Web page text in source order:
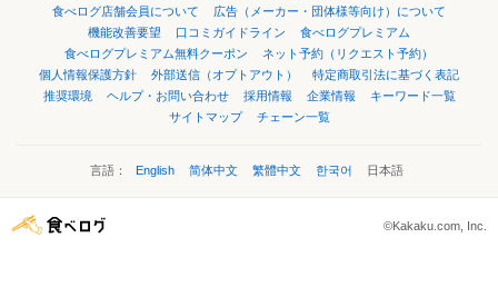
食べログ店舗会員について
広告（メーカー・団体様等向け）について
機能改善要望
口コミガイドライン
食べログプレミアム
食べログプレミアム無料クーポン
ネット予約（リクエスト予約）
個人情報保護方針
外部送信（オプトアウト）
特定商取引法に基づく表記
推奨環境
ヘルプ・お問い合わせ 採用情報 企業情報
キーワード一覧
サイトマップ
チェーン一覧
言語： English 简体中文 繁體中文 한국어 日本語
©Kakaku.com, Inc.